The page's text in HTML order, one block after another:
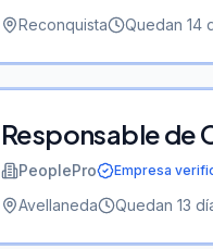
Reconquista Quedan 14
Responsable de
PeoplePro Empresa
Avellaneda Quedan 13